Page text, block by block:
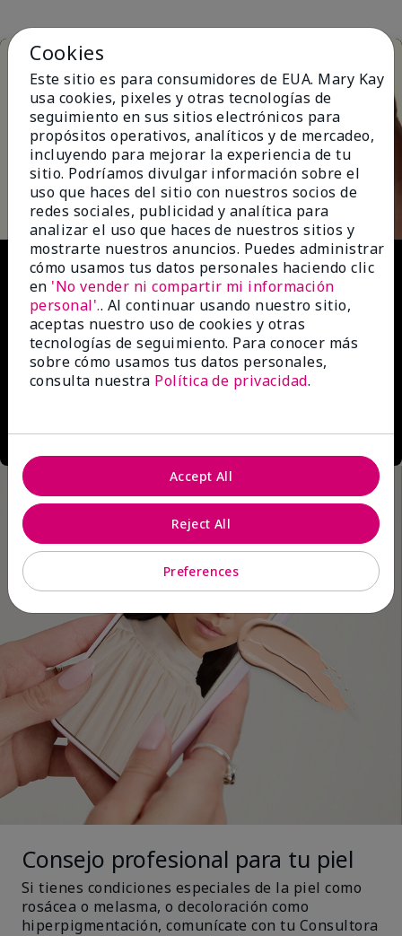
Play
Video
Consejo profesional para tu piel
Si tienes condiciones especiales de la piel como
rosácea o melasma, o decoloración como
hiperpigmentación, comunícate con tu Consultora
Cookies
Este sitio es para consumidores de EUA. Mary Kay
usa cookies, pixeles y otras tecnologías de
seguimiento en sus sitios electrónicos para
propósitos operativos, analíticos y de mercadeo,
incluyendo para mejorar la experiencia de tu
sitio. Podríamos divulgar información sobre el
uso que haces del sitio con nuestros socios de
redes sociales, publicidad y analítica para
analizar el uso que haces de nuestros sitios y
mostrarte nuestros anuncios. Puedes administrar
cómo usamos tus datos personales haciendo clic
en 'No vender ni compartir mi información
personal'.. Al continuar usando nuestro sitio,
aceptas nuestro uso de cookies y otras
tecnologías de seguimiento. Para conocer más
sobre cómo usamos tus datos personales,
consulta nuestra Política de privacidad.
Preferences
Reject All
Accept All